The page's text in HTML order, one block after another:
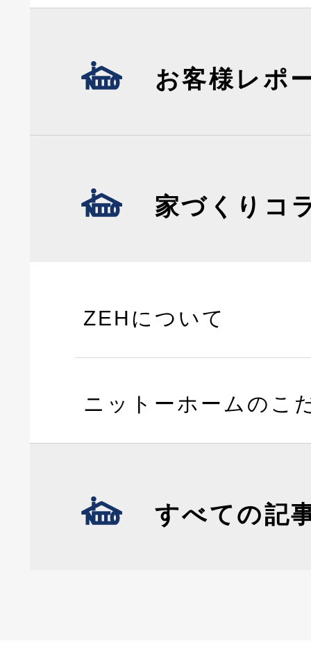
お客様レポ
家づくりコ
ZEHについて
ニットーホームのこ
すべての記